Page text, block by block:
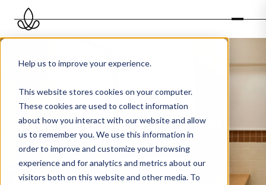
Help us to improve your experience.
This website stores cookies on your computer.
These cookies are used to collect information
about how you interact with our website and allow
us to remember you. We use this information in
order to improve and customize your browsing
experience and for analytics and metrics about our
visitors both on this website and other media. To
Duftwahrnehmung im
Sanitärbereich